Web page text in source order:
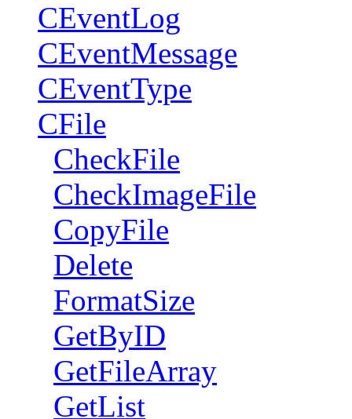
CEventLog
CEventMessage
CEventType
CFile
CheckFile
CheckImageFile
CopyFile
Delete
FormatSize
GetByID
GetFileArray
GetList